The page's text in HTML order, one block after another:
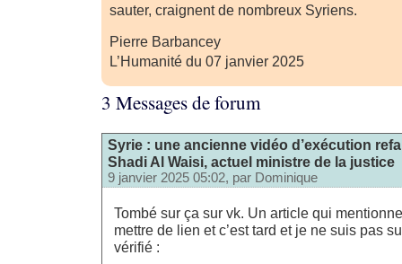
sauter, craignent de nombreux Syriens.
Pierre Barbancey
L’Humanité du 07 janvier 2025
3 Messages de forum
Syrie : une ancienne vidéo d’exécution
Shadi Al Waisi, actuel ministre de la justice
9 janvier 2025 05:02, par Dominique
Tombé sur ça sur vk. Un article qui
mettre de lien et c’est tard et je ne suis pas
vérifié :